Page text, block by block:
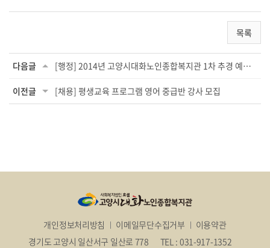
목록
다음글 [행정] 2014년 고양시대화노인종합복지관 1차 추경 예산 공고
이전글 [채용] 평생교육 프로그램 영어 중급반 강사 모집
개인정보처리방침 이메일무단수집거부
이용약관
경기도 고양시 일산서구 일산로 778
TEL : 031-917-1352